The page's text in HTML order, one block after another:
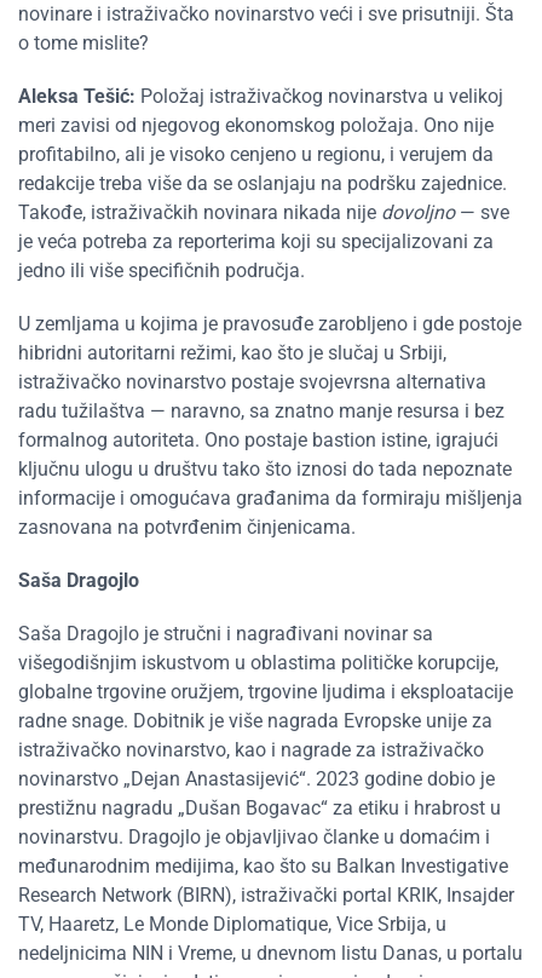
novinare i istraživačko novinarstvo veći i sve prisutniji. Šta
o tome mislite?
Aleksa Tešić: Položaj istraživačkog novinarstva u velikoj
meri zavisi od njegovog ekonomskog položaja. Ono nije
profitabilno, ali je visoko cenjeno u regionu, i verujem da
redakcije treba više da se oslanjaju na podršku zajednice.
Takođe, istraživačkih novinara nikada nije dovoljno— sve
je veća potreba za reporterima koji su specijalizovani za
jedno ili više specifičnih područja.
U zemljama u kojima je pravosuđe zarobljeno i gde postoje
hibridni autoritarni režimi, kao što je slučaj u Srbiji,
istraživačko novinarstvo postaje svojevrsna alternativa
radu tužilaštva — naravno, sa znatno manje resursa i bez
formalnog autoriteta. Ono postaje bastion istine, igrajući
ključnu ulogu u društvu tako što iznosi do tada nepoznate
informacije i omogućava građanima da formiraju mišljenja
zasnovana na potvrđenim činjenicama.
Saša Dragojlo
Saša Dragojlo je stručni i nagrađivani novinar sa
višegodišnjim iskustvom u oblastima političke korupcije,
globalne trgovine oružjem, trgovine ljudima i eksploatacije
radne snage. Dobitnik je više nagrada Evropske unije za
istraživačko novinarstvo, kao i nagrade za istraživačko
novinarstvo „Dejan Anastasijević“. 2023 godine dobio je
prestižnu nagradu „Dušan Bogavac“ za etiku i hrabrost u
novinarstvu. Dragojlo je objavljivao članke u domaćim i
međunarodnim medijima, kao što su Balkan Investigative
Research Network (BIRN), istraživački portal KRIK, Insajder
TV, Haaretz, Le Monde Diplomatique, Vice Srbija, u
nedeljnicima NIN i Vreme, u dnevnom listu Danas, u portalu